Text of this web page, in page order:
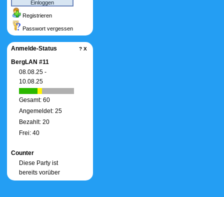
Registrieren
Passwort vergessen
Anmelde-Status ? X
BergLAN #11
08.08.25 -
10.08.25
Gesamt: 60
Angemeldet: 25
Bezahlt: 20
Frei: 40
Counter
Diese Party ist
bereits vorüber